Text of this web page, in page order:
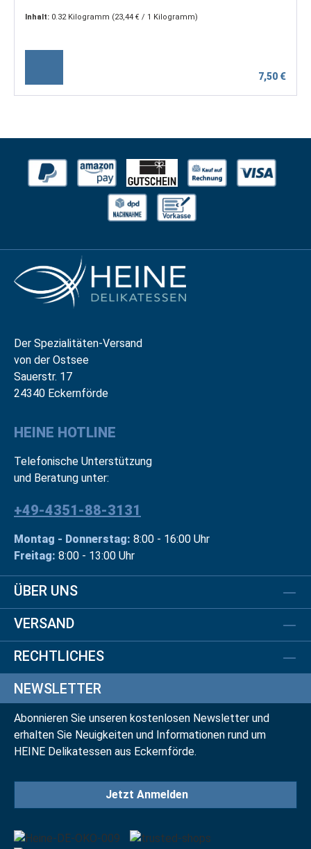
Inhalt: 0.32 Kilogramm (23,44 € / 1 Kilogramm)
7,50 €
Der Spezialitäten-Versand
von der Ostsee
Sauerstr. 17
24340 Eckernförde
HEINE HOTLINE
Telefonische Unterstützung
und Beratung unter:
+49-4351-88-3131
Montag - Donnerstag: 8:00 - 16:00 Uhr
Freitag: 8:00 - 13:00 Uhr
ÜBER UNS
VERSAND
RECHTLICHES
NEWSLETTER
Abonnieren Sie unseren kostenlosen Newsletter und
erhalten Sie Neuigkeiten und Informationen rund um
HEINE Delikatessen aus Eckernförde.
Jetzt Anmelden